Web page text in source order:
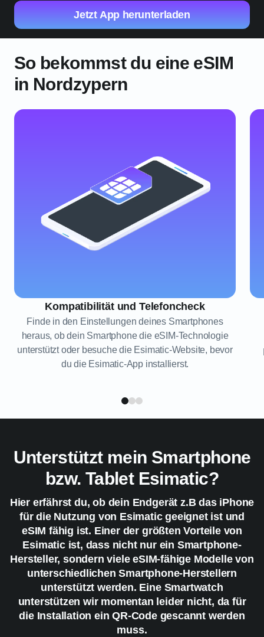
Jetzt App herunterladen
So bekommst du eine eSIM
in Nordzypern
Kompatibilität und Telefoncheck
Finde in den Einstellungen deines Smartphones
heraus, ob dein Smartphone die eSIM-Technologie
unterstützt oder besuche die Esimatic-Website, bevor
du die Esimatic-App installierst.
Unterstützt mein Smartphone
bzw. Tablet Esimatic?
Hier erfährst du, ob dein Endgerät z.B das iPhone
für die Nutzung von Esimatic geeignet ist und
eSIM fähig ist. Einer der größten Vorteile von
Esimatic ist, dass nicht nur ein Smartphone-
Hersteller, sondern viele eSIM-fähige Modelle von
unterschiedlichen Smartphone-Herstellern
unterstützt werden. Eine Smartwatch
unterstützen wir momentan leider nicht, da für
die Installation ein QR-Code gescannt werden
muss.